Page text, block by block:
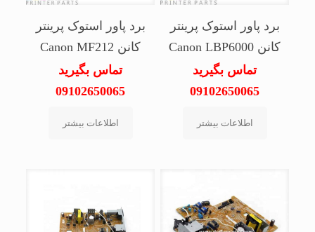
برد پاور استوک پرینتر
کانن Canon LBP6000
تماس بگیرید
09102650065
اطلاعات بیشتر
برد پاور استوک پرینتر
کانن Canon MF212
تماس بگیرید
09102650065
اطلاعات بیشتر